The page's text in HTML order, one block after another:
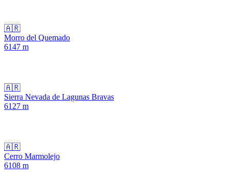
🇦🇷
Morro del Quemado
6147 m
🇦🇷
Sierra Nevada de Lagunas Bravas
6127 m
🇦🇷
Cerro Marmolejo
6108 m